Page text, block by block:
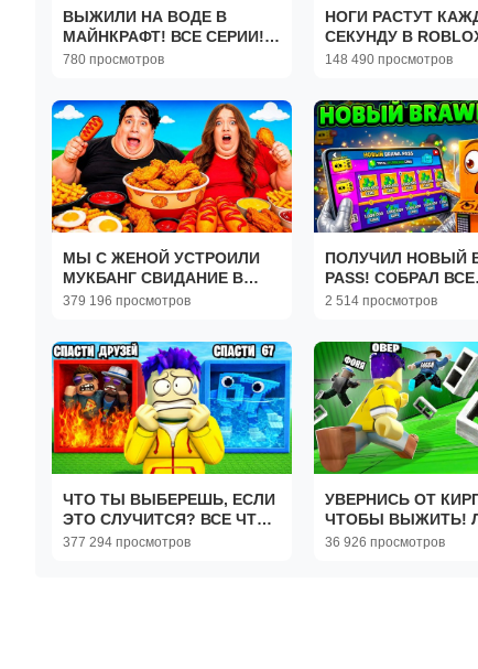
ВЫЖИЛИ НА ВОДЕ В
МАЙНКРАФТ! ВСЕ СЕРИИ!
СБОРНИК!
780 просмотров
НОГИ РАСТУТ
СЕКУНДУ В
148 490 просмотров
МЫ С ЖЕНОЙ УСТРОИЛИ
МУКБАНГ СВИДАНИЕ В
РОБЛОКСЕ!
379 196 просмотров
ПОЛУЧИЛ НОВЫЙ
PASS! СОБРАЛ ВСЕ
БЕЗУМНЫЕ
2 514 просмотров
ЧТО ТЫ ВЫБЕРЕШЬ, ЕСЛИ
ЭТО СЛУЧИТСЯ? ВСЕ ЧТО
МЫ ВЫБИРАЕМ
377 294 просмотров
УВЕРНИСЬ ОТ
ЧТОБЫ ВЫЖИТЬ!
СМЕРТИ В ROBLOX
36 926 просмотров